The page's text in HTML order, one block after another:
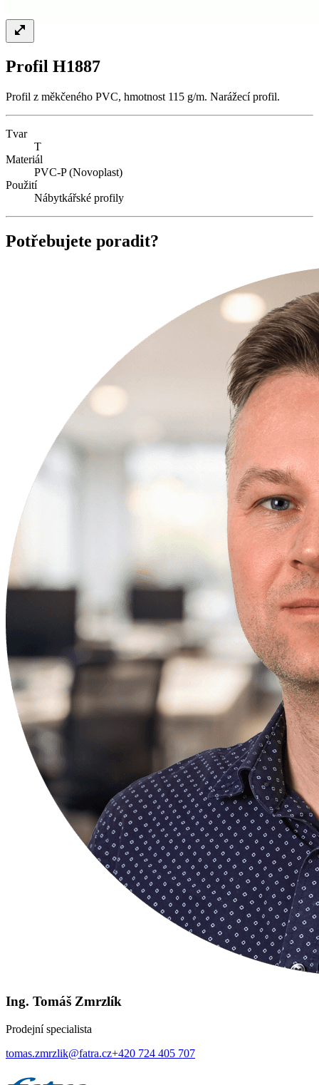
Profil H1887
Profil z měkčeného PVC, hmotnost 115 g/m. Narážecí profil.
Tvar
T
Materiál
PVC-P (Novoplast)
Použití
Nábytkářské profily
Potřebujete poradit?
Ing. Tomáš Zmrzlík
Prodejní specialista
tomas.zmrzlik@fatra.cz+420 724 405 707